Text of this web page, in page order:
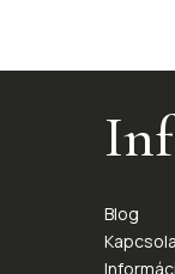
Blog